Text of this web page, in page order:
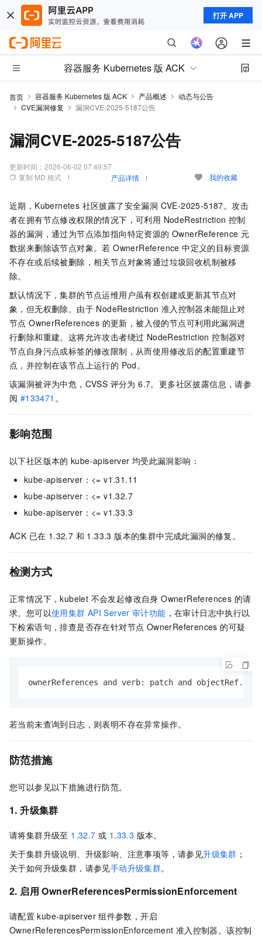
打开 APP
容器服务 Kubernetes 版 ACK
首页 容器服务 Kubernetes 版 ACK 产品概述
动态与公告
CVE漏洞修复
漏洞CVE-2025-5187公告
漏洞CVE-2025-5187公告
更新时间： 2026-06-02 07:49:57
复制 MD 格式
产品详情 我的收藏
近期，Kubernetes 社区披露了安全漏洞 CVE-2025-5187。攻击
者在拥有节点修改权限的情况下，可利用 NodeRestriction 控制
器的漏洞，通过为节点添加指向特定资源的 OwnerReference 元
数据来删除该节点对象。若 OwnerReference 中定义的目标资源
不存在或后续被删除，相关节点对象将通过垃圾回收机制被移
除。
默认情况下，集群的节点运维用户虽有权创建或更新其节点对
象，但无权删除。由于 NodeRestriction 准入控制器未能阻止对
节点 OwnerReferences 的更新，被入侵的节点可利用此漏洞进
行删除和重建。这将允许攻击者绕过 NodeRestriction 控制器对
节点自身污点或标签的修改限制，从而使用修改后的配置重建节
点，并控制在该节点上运行的 Pod。
该漏洞被评为中危，CVSS 评分为 6.7。更多社区披露信息，请参
阅 #133471 。
影响范围
以下社区版本的 kube-apiserver 均受此漏洞影响：
kube-apiserver ：<= v1.31.11
kube-apiserver ：<= v1.32.7
kube-apiserver ：<= v1.33.3
ACK 已在 1.32.7 和 1.33.3 版本的集群中完成此漏洞的修复。
检测方式
正常情况下，kubelet 不会发起修改自身 OwnerReferences 的请
求。您可以使用集群 API Server 审计功能 ，在审计日志中执行以
下检索语句，排查是否存在针对节点 OwnerReferences 的可疑
更新操作。
ownerReferences and verb: patch and
若当前未查询到日志，则表明不存在异常操作。
防范措施
您可以参见以下措施进行防范。
1. 升级集群
请将集群升级至 1.32.7 或 1.33.3 版本。
关于集群升级说明、升级影响、注意事项等，请参见升级集群 ；
关于如何升级集群，请参见手动升级集群。
2. 启用 OwnerReferencesPermissionEnforcement
请配置 kube-apiserver 组件参数，开启
OwnerReferencesPermissionEnforcement 准入控制器。该控制